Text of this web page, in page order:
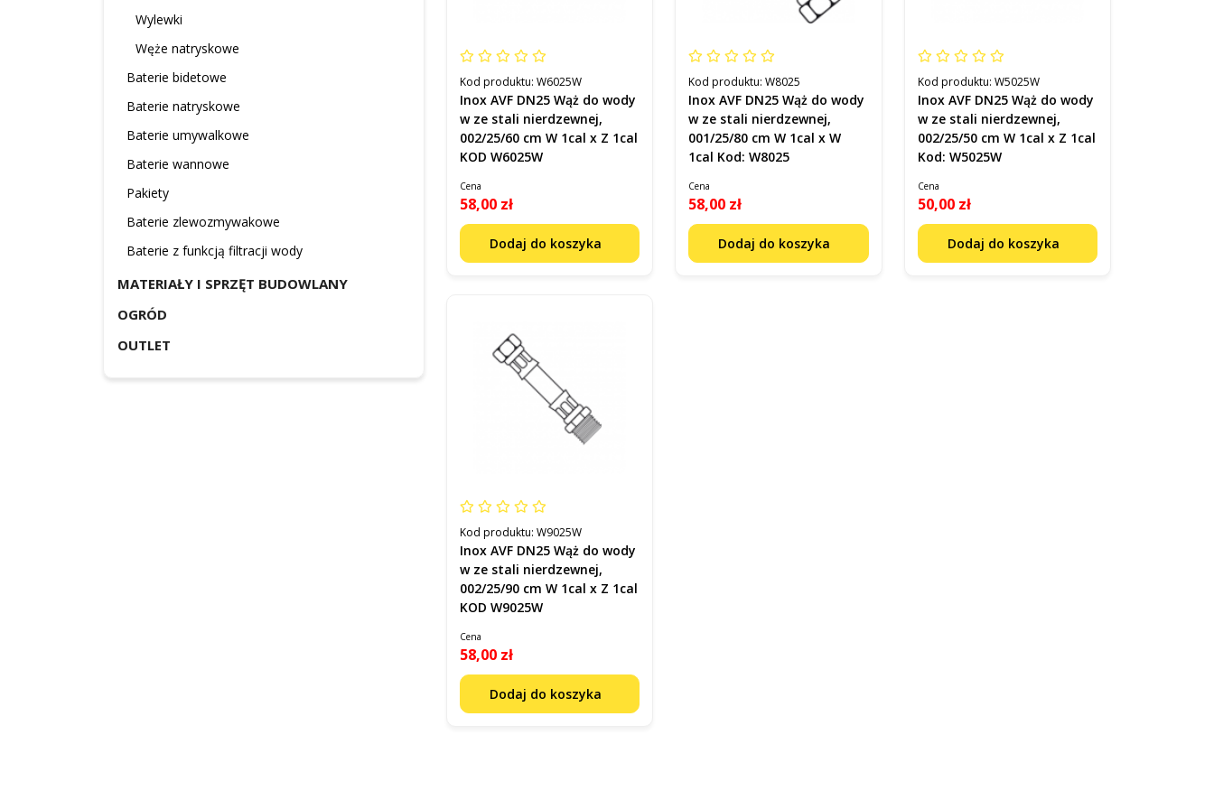
Wylewki
Węże natryskowe
Baterie bidetowe
Baterie natryskowe
Baterie umywalkowe
Baterie wannowe
Pakiety
Baterie zlewozmywakowe
Baterie z funkcją filtracji wody
MATERIAŁY I SPRZĘT BUDOWLANY
OGRÓD
OUTLET
Kod produktu: W6025W
Inox AVF DN25 Wąż do wody
w ze stali nierdzewnej,
002/25/60 cm W 1cal x Z 1cal
KOD W6025W
Cena
58,00 zł
Dodaj do koszyka
Kod produktu:W8025
Inox AVF DN25 Wąż do wody
w ze stali nierdzewnej,
001/25/80 cm W 1cal x W
1cal Kod: W8025
Cena
58,00 zł
Dodaj do koszyka
Kod produktu: W5025W
Inox AVF DN25 Wąż do wody
w ze stali nierdzewnej,
002/25/50 cm W 1cal x Z 1cal
Kod: W5025W
Cena
50,00 zł
Dodaj do koszyka
Kod produktu: W9025W
Inox AVF DN25 Wąż do wody
w ze stali nierdzewnej,
002/25/90 cm W 1cal x Z 1cal
KOD W9025W
Cena
58,00 zł
Dodaj do koszyka